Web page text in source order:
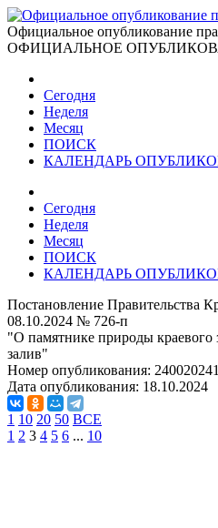
Официальное опубликование
ОФИЦИАЛЬНОЕ
Сегодня
Неделя
Месяц
ПОИСК
КАЛЕНДАРЬ
Сегодня
Неделя
Месяц
ПОИСК
КАЛЕНДАРЬ
Постановление Правительства
08.10.2024 № 726-п
"О памятнике природы краевого
залив"
Номер опубликования:
Дата опубликования: 18.10.2024
1 10 20 50 ВСЕ
1 2 3 4 5 6 ... 10